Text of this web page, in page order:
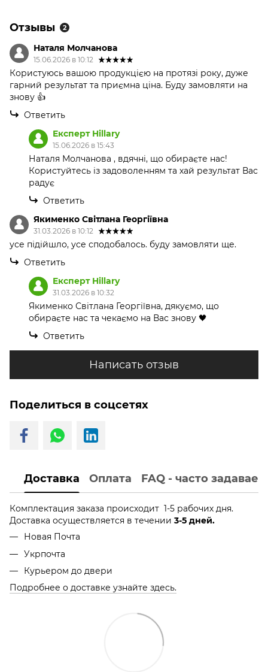
Отзывы 2
Наталя Молчанова
15.06.2026 в 10:12
Користуюсь вашою продукцією на протязі року, дуже
гарний результат та приємна ціна. Буду замовляти на
знову 👍
Ответить
Експерт Hillary
15.06.2026 в 15:43
Наталя Молчанова , вдячні, що обираєте нас!
Користуйтесь із задоволенням та хай результат Вас
радує
Ответить
Якименко Світлана Георгіївна
31.03.2026 в 10:12
усе підійшло, усе сподобалось. буду замовляти ще.
Ответить
Експерт Hillary
31.03.2026 в 10:32
Якименко Світлана Георгіївна, дякуємо, що
обираєте нас та чекаємо на Вас знову 🖤
Ответить
Написать отзыв
Поделиться в соцсетях
Доставка Оплата FAQ - часто
Комплектация заказа происходит 1-5 рабочих дня.
Доставка осуществляется в течении 3-5 дней.
Новая Почта
Укрпочта
Курьером до двери
Подробнее о доставке узнайте здесь.